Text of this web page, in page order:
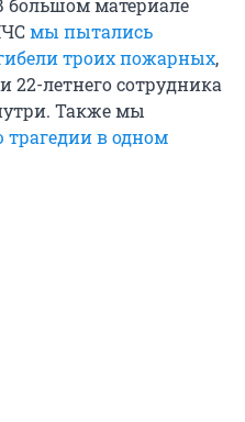
большом материале
мы пытались
троих пожарных,
22-летнего сотрудника
Также мы
трагедии в одном